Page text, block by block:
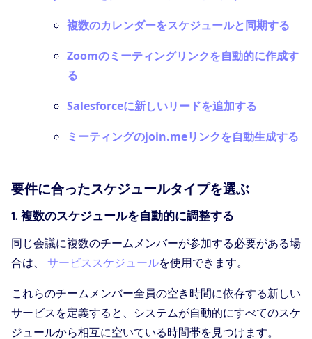
複数のカレンダーをスケジュールと同期する
Zoomのミーティングリンクを自動的に作成す
る
Salesforceに新しいリードを追加する
ミーティングのjoin.meリンクを自動生成する
要件に合ったスケジュールタイプを選ぶ
1. 複数のスケジュールを自動的に調整する
同じ会議に複数のチームメンバーが参加する必要がある場
合は、 サービススケジュールを使用できます。
これらのチームメンバー全員の空き時間に依存する新しい
サービスを定義すると、システムが自動的にすべてのスケ
ジュールから相互に空いている時間帯を見つけます。